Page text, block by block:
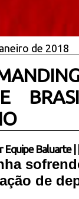
de 2018
Equipe Baluarte
de